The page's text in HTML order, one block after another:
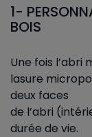
1-
BOIS
Une fois l’abri
lasure
deux faces
de l’abri
durée de vie.